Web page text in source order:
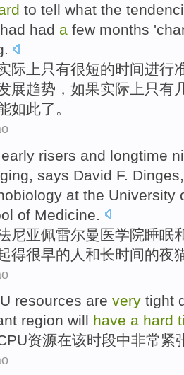
to tell what the
had had a few months
际上 只有很短的时间进行
展趋势 ， 如果实际上只有
如此了。
early risers and longtime
says David F. Dinges
at the University
of Medicine.
尼亚佩雷尔曼医学院睡眠
得很早的 人和长时间的夜
resources are very tight
region will have a hard
资源在该时段中非常 紧